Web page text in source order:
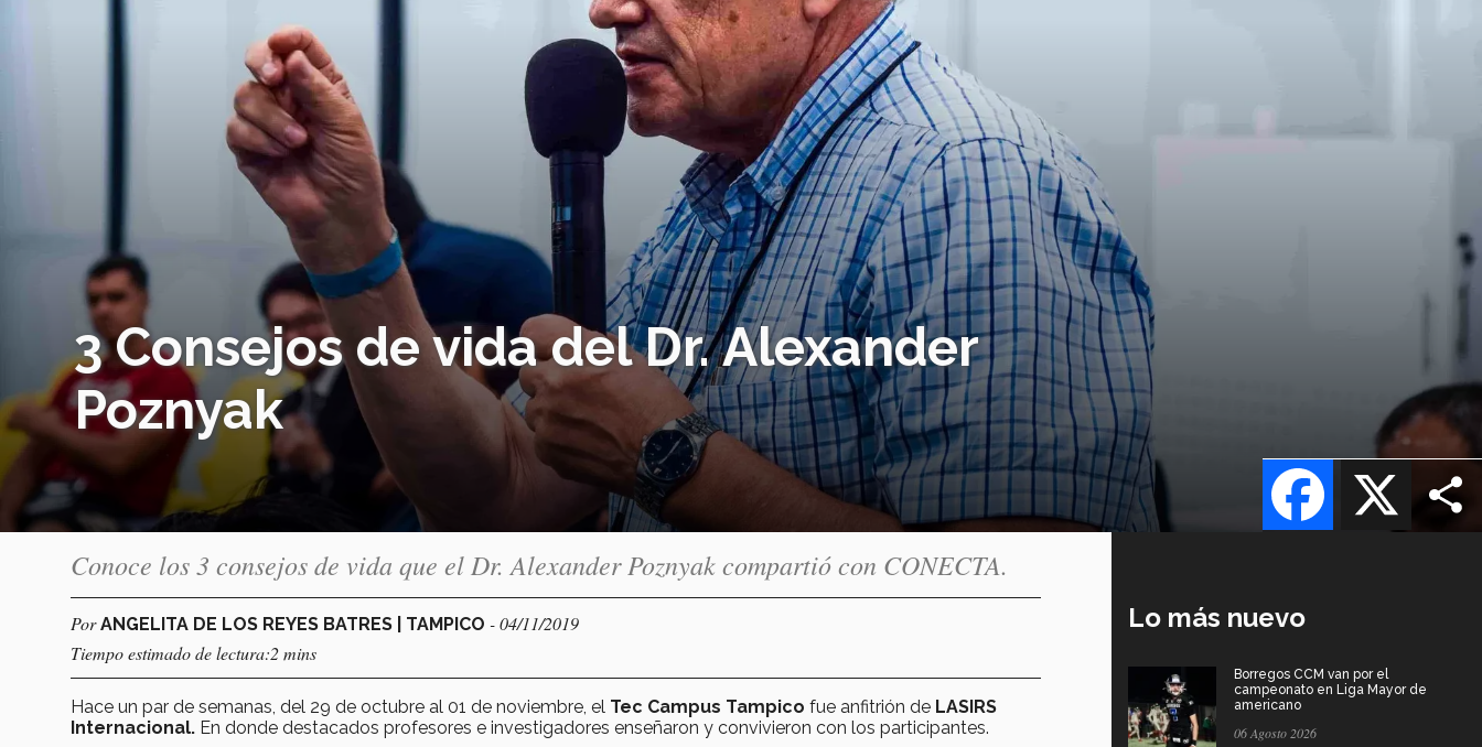
3 Consejos de vida del Dr. Alexander
Poznyak
X
Facebook
Conoce los 3 consejos de vida que el Dr. Alexander Poznyak compartió con CONECTA.
PorANGELITA DE LOS REYES BATRES | TAMPICO - 04/11/2019
Tiempo estimado de lectura:2 mins
Hace un par de semanas, del 29 de octubre al 01 de noviembre, el Tec Campus Tampico fue anfitrión de LASIRS
Internacional. En donde destacados profesores e investigadores enseñaron y convivieron con los participantes.
Lo más nuevo
Borregos CCM van por el
campeonato en Liga Mayor de
americano
06 Agosto 2026